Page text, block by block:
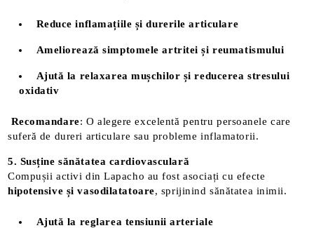
Reduce inflamațiile și durerile articulare
Ameliorează simptomele artritei și reumatismului
Ajută la relaxarea mușchilor și reducerea stresului
oxidativ
Recomandare: O alegere excelentă pentru persoanele care
suferă de dureri articulare sau probleme inflamatorii.
5. Susține sănătatea cardiovasculară
Compușii activi din Lapacho au fost asociați cu efecte
hipotensive și vasodilatatoare, sprijinind sănătatea inimii.
Ajută la reglarea tensiunii arteriale